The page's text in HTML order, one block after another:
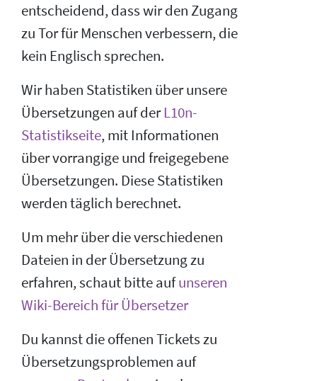
entscheidend, dass wir den Zugang
zu Tor für Menschen verbessern, die
kein Englisch sprechen.
Wir haben Statistiken über unsere
Übersetzungen auf derL10n-
Statistikseite, mit Informationen
über vorrangige und freigegebene
Übersetzungen. Diese Statistiken
werden täglich berechnet.
Um mehr über die verschiedenen
Dateien in der Übersetzung zu
erfahren, schaut bitte aufunseren
Wiki-Bereich für Übersetzer
Du kannst die offenen Tickets zu
Übersetzungsproblemen auf